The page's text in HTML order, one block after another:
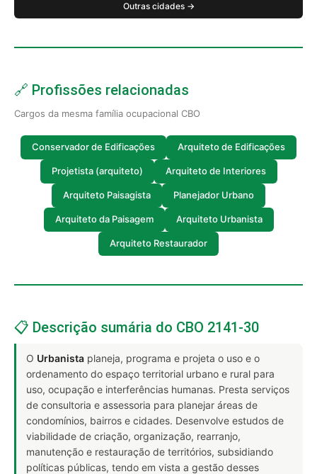
Outras cidades →
🔗 Profissões relacionadas
Cargos da mesma família ocupacional CBO
Conservador de Edificações Arquiteto de Edificações
Projetista (arquiteto) Arquiteto de Interiores
Arquiteto Paisagista Planejador Urbano
Arquiteto da Paisagem Arquiteto Urbanista
Arquiteto Restaurador
📋 Descrição sumária do CBO 2141-30
O Urbanista planeja, programa e projeta o uso e o
ordenamento do espaço territorial urbano e rural para
uso, ocupação e interferências humanas. Presta serviços
de consultoria e assessoria para planejar áreas de
condomínios, bairros e cidades. Desenvolve estudos de
viabilidade de criação, organização, rearranjo,
manutenção e restauração de territórios, subsidiando
políticas públicas, tendo em vista a gestão desses